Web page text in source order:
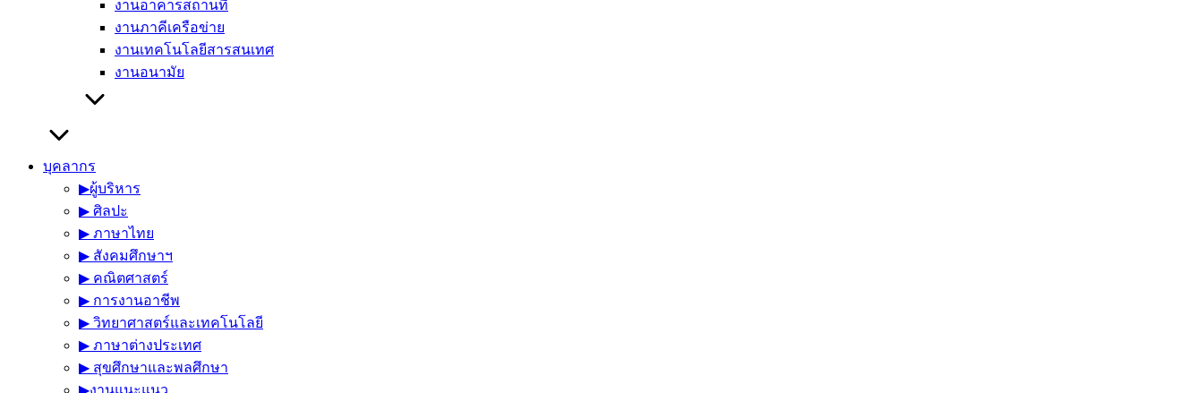
งานอาคารสถานที่
งานภาคีเครือข่าย
งานเทคโนโลยีสารสนเทศ
งานอนามัย
บุคลากร
▶︎ผู้บริหาร
▶︎ ศิลปะ
▶︎ ภาษาไทย
▶︎ สังคมศึกษาฯ
▶︎ คณิตศาสตร์
▶︎ การงานอาชีพ
▶︎ วิทยาศาสตร์และเทคโนโลยี
▶︎ ภาษาต่างประเทศ
▶︎ สุขศึกษาและพลศึกษา
▶︎งานแนะแนว